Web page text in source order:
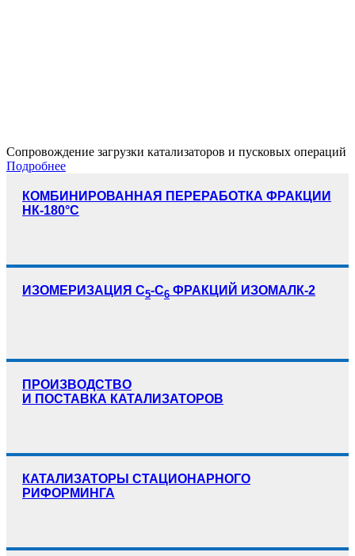
Сопровождение загрузки катализаторов и пусковых операций
Подробнее
КОМБИНИРОВАННАЯ ПЕРЕРАБОТКА ФРАКЦИИ
НК-180°С
ИЗОМЕРИЗАЦИЯ С5-С6 ФРАКЦИЙ ИЗОМАЛК-2
ПРОИЗВОДСТВО
И ПОСТАВКА КАТАЛИЗАТОРОВ
КАТАЛИЗАТОРЫ СТАЦИОНАРНОГО
РИФОРМИНГА